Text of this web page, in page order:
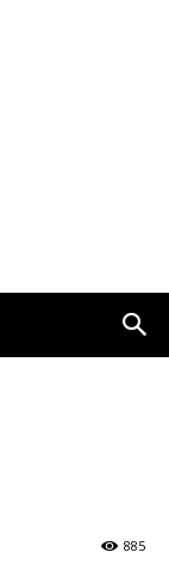
885